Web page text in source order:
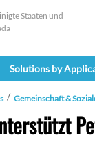
Staaten und
Solutions by
Gemeinschaft &